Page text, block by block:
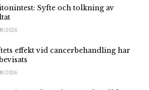
Syfte och tolkning av
2026
effekt vid cancerbehandling har
2026